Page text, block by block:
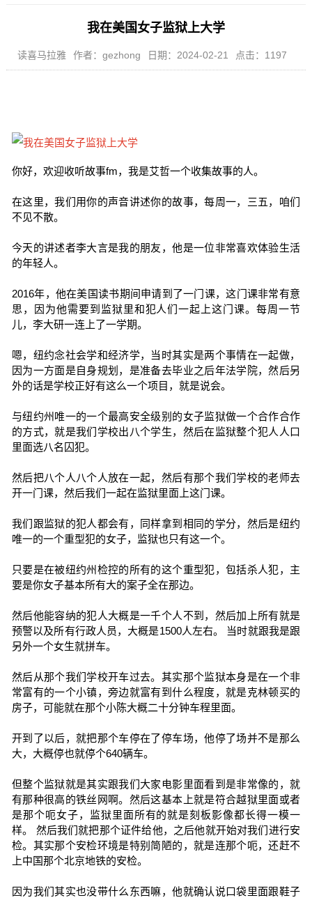
我在美国女子监狱上大学
读喜马拉雅 作者：gezhong 日期：2024-02-21 点击：1197
你好，欢迎收听故事fm，我是艾哲一个收集故事的人。
在这里，我们用你的声音讲述你的故事，每周一，三五，咱们
不见不散。
今天的讲述者李大言是我的朋友，他是一位非常喜欢体验生活
的年轻人。
2016年，他在美国读书期间申请到了一门课，这门课非常有意
思，因为他需要到监狱里和犯人们一起上这门课。每周一节
儿，李大研一连上了一学期。
嗯，纽约念社会学和经济学，当时其实是两个事情在一起做，
因为一方面是自身规划，是准备去毕业之后年法学院，然后另
外的话是学校正好有这么一个项目，就是说会。
与纽约州唯一的一个最高安全级别的女子监狱做一个合作合作
的方式，就是我们学校出八个学生，然后在监狱整个犯人人口
里面选八名囚犯。
然后把八个人八个人放在一起，然后有那个我们学校的老师去
开一门课，然后我们一起在监狱里面上这门课。
我们跟监狱的犯人都会有，同样拿到相同的学分，然后是纽约
唯一的一个重型犯的女子，监狱也只有这一个。
只要是在被纽约州检控的所有的这个重型犯，包括杀人犯，主
要是你女子基本所有大的案子全在那边。
然后他能容纳的犯人大概是一千个人不到，然后加上所有就是
预警以及所有行政人员，大概是1500人左右。 当时就跟我是跟
另外一个女生就拼车。
然后从那个我们学校开车过去。其实那个监狱本身是在一个非
常富有的一个小镇，旁边就富有到什么程度，就是克林顿买的
房子，可能就在那个小陈大概二十分钟车程里面。
开到了以后，就把那个车停在了停车场，他停了场并不是那么
大，大概停也就停个640辆车。
但整个监狱就是其实跟我们大家电影里面看到是非常像的，就
有那种很高的铁丝网啊。然后这基本上就是符合越狱里面或者
是那个呃女子，监狱里面所有的就是刻板影像都长得一模一
样。 然后我们就把那个证件给他，之后他就开始对我们进行安
检。其实那个安检环境是特别简陋的，就是连那个呃，还赶不
上中国那个北京地铁的安检。
因为我们其实也没带什么东西嘛，他就确认说口袋里面跟鞋子